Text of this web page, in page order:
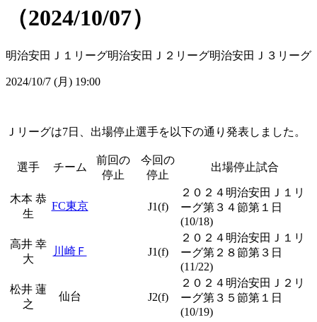
（2024/10/07）
明治安田Ｊ１リーグ明治安田Ｊ２リーグ明治安田Ｊ３リーグ
2024/10/7 (月) 19:00
Ｊリーグは7日、出場停止選手を以下の通り発表しました。
選手 チーム
前回の
停止
今回の
停止
出場停止試合
木本 恭
生
FC東京 J1(f)
２０２４明治安田Ｊ１リ
ーグ第３４節第１日
(10/18)
高井 幸
大
川崎Ｆ J1(f)
２０２４明治安田Ｊ１リ
ーグ第２８節第３日
(11/22)
松井 蓮
之
仙台 J2(f)
２０２４明治安田Ｊ２リ
ーグ第３５節第１日
(10/19)